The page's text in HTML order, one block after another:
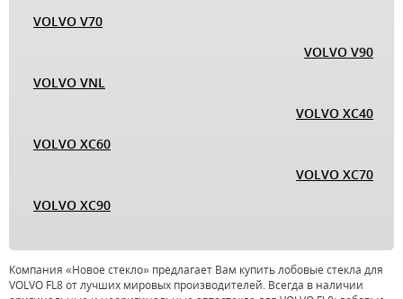
VOLVO V70
VOLVO V90
VOLVO VNL
VOLVO XC40
VOLVO XC60
VOLVO XC70
VOLVO XC90
Компания «Новое стекло» предлагает Вам купить лобовые стекла для
VOLVO FL8 от лучших мировых производителей. Всегда в наличии